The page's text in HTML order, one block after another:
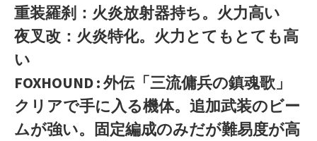
重装羅刹：火炎放射器持ち。火力高い
夜叉改：火炎特化。火力とてもとても高
い
FOXHOUND : 外伝「三流傭兵の鎮魂歌」
クリアで手に入る機体。追加武装のビー
ムが強い。固定編成のみだが難易度が高